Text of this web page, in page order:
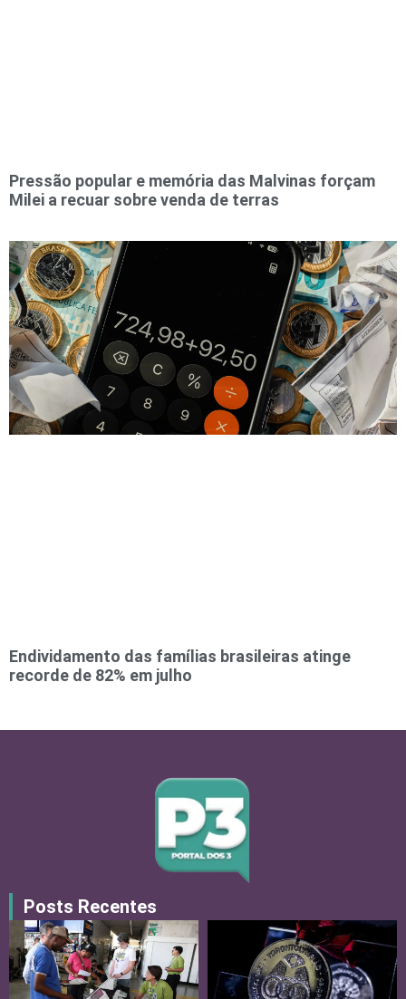
Pressão popular e memória das Malvinas forçam
Milei a recuar sobre venda de terras
Endividamento das famílias brasileiras atinge
recorde de 82% em julho
Posts Recentes